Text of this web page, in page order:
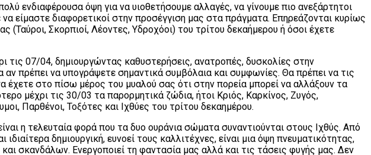
ενδιαφέρουσα όψη για να υιοθετήσουμε αλλαγές, να γίνουμε πιο ανεξάρτητοι
είμαστε διαφορετικοί στην προσέγγιση μας στα πράγματα. Επηρεάζονται κυρίως
Σκορπιοί, Λέοντες, Υδροχόοι) του τρίτου δεκαήμερου ή όσοι έχετε
τις 07/04, δημιουργώντας καθυστερήσεις, ανατροπές, δυσκολίες στην
πρέπει να υπογράψετε σημαντικά συμβόλαια και συμφωνίες. Θα πρέπει να τις
έχετε στο πίσω μέρος του μυαλού σας ότι στην πορεία μπορεί να αλλάξουν τα
μέχρι τις 30/03 τα παρορμητικά ζώδια, ήτοι Κριός, Καρκίνος, Ζυγός,
Παρθένοι, Τοξότες και Ιχθύες του τρίτου δεκαημέρου.
η τελευταία φορά που τα δυο ουράνια σώματα συναντιούνται στους Ιχθύς. Από
δημιουργική, ευνοεί τους καλλιτέχνες, είναι μια όψη πνευματικότητας,
σκανδάλων. Ενεργοποιεί τη φαντασία μας αλλά και τις τάσεις φυγής μας. Δεν